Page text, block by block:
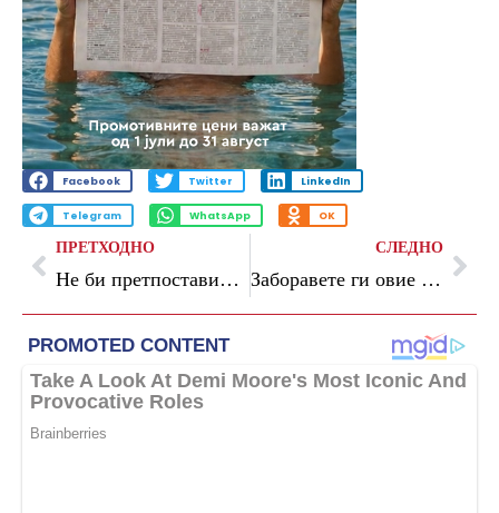
Facebook Twitter LinkedIn
Telegram WhatsApp OK
ПРЕТХОДНО
Не би претпоставиле: Ова се деновите кога жените се најрасположени за секс
СЛЕДНО
Заборавете ги овие 4 правила за парфемите – само едно е навистина важно